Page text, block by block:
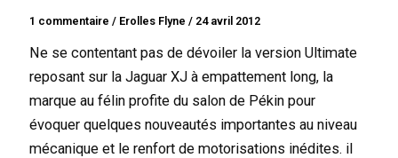
1 commentaire / Erolles Flyne/ 24 avril 2012
Ne se contentant pas de dévoiler la version Ultimate
reposant sur la Jaguar XJ à empattement long, la
marque au félin profite du salon de Pékin pour
évoquer quelques nouveautés importantes au niveau
mécanique et le renfort de motorisations inédites. il